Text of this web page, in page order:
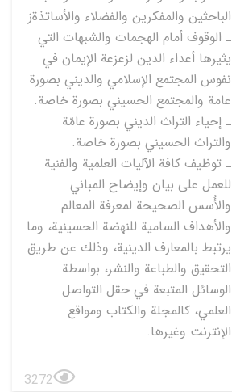
الباحثين والمفكرين والفضلاء والأساتذةز
ـ الوقوف أمام الهجمات والشبهات التي
يثيرها أعداء الدين لزعزعة الإيمان في
نفوس المجتمع الإسلامي والديني بصورة
عامة والمجتمع الحسيني بصورة خاصة.
ـ إحياء التراث الديني بصورة عامّة
والتراث الحسيني بصورة خاصة.
ـ توظيف كافة الآليات العلمية والفنية
للعمل على بيان وإيضاح المباني
والأُسس الصحيحة لمعرفة المعالم
والأهداف السامية للنهضة الحسينية، وما
يرتبط بالمعارف الدينية، وذلك عن طريق
التحقيق والطباعة والنشر، بواسطة
الوسائل المتبعة في حقل التواصل
العلمي، كالمجلة والكتاب ومواقع
الإنترنت وغيرها.
3272